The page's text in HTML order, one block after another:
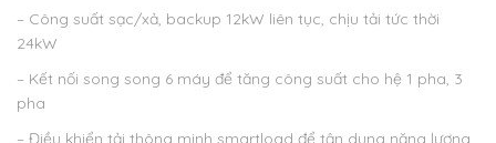
– Công suất sạc/xả, backup 12kW liên tục, chịu tải tức thời
24kW
– Kết nối song song 6 máy để tăng công suất cho hệ 1 pha, 3
pha
– Điều khiển tải thông minh smartload để tận dụng năng lượng